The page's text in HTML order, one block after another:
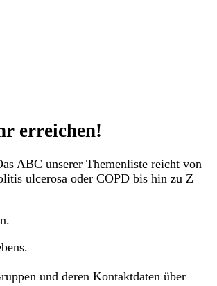
erreichen!
ABC unserer Themenliste reicht von
ulcerosa oder COPD bis hin zu Z
und deren Kontaktdaten über